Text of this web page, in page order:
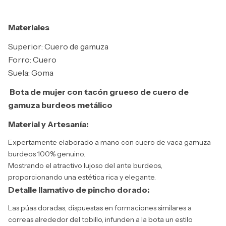
Materiales
Superior: Cuero de gamuza
Forro: Cuero
Suela: Goma
Bota de mujer con tacón grueso de cuero de
gamuza burdeos metálico
Material y Artesanía:
Expertamente elaborado a mano con cuero de vaca gamuza
burdeos 100% genuino.
Mostrando el atractivo lujoso del ante burdeos,
proporcionando una estética rica y elegante.
Detalle llamativo de pincho dorado:
Las púas doradas, dispuestas en formaciones similares a
correas alrededor del tobillo, infunden a la bota un estilo